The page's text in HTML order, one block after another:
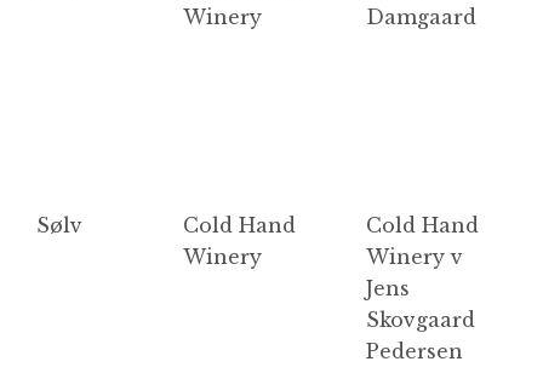
Winery
Damgaard
Sølv
Cold Hand
Winery
Cold Hand
Winery v
Jens
Skovgaard
Pedersen